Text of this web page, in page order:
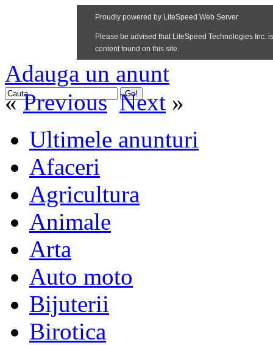
Adauga un anunt
«Previous Next »
Ultimele anunturi
Afaceri
Agricultura
Animale
Arta
Auto moto
Bijuterii
Birotica